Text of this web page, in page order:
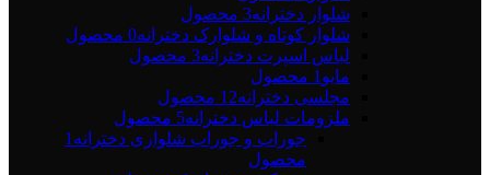
شلوار دخترانه3 محصول
شلوار کوتاه و شلوارک دخترانه0 محصول
لباس اسپرت دخترانه3 محصول
مایو 1 محصول
مجلسی دخترانه12 محصول
ملزومات لباس دخترانه5 محصول
جوراب و جوراب شلواری دخترانه 1
محصول